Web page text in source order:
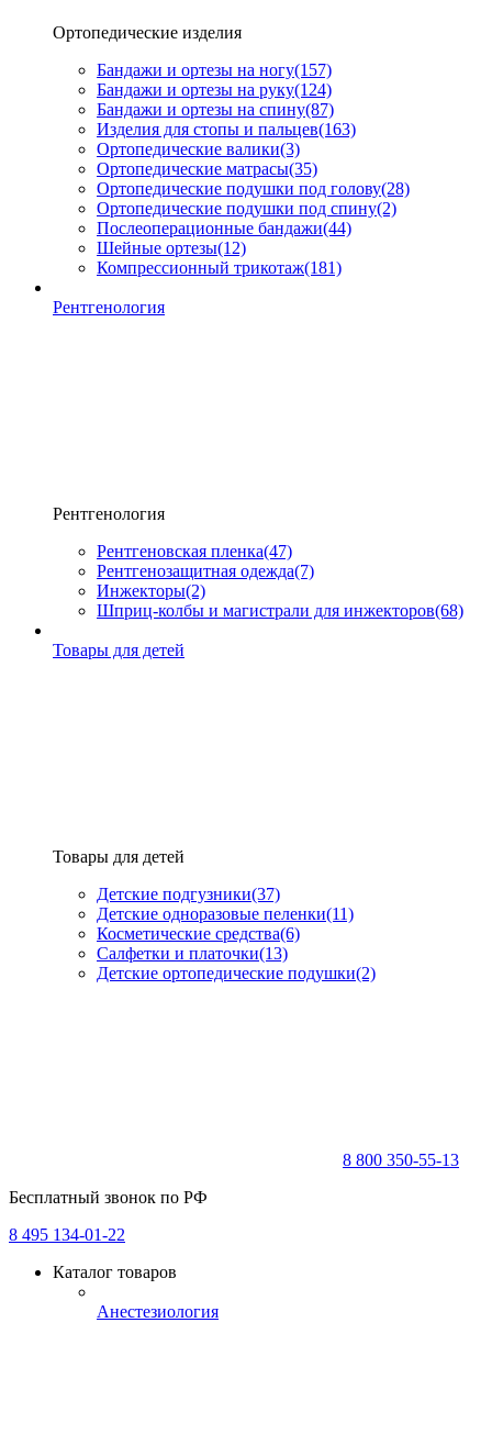
Ортопедические изделия
Бандажи и ортезы на ногу(157)
Бандажи и ортезы на руку(124)
Бандажи и ортезы на спину(87)
Изделия для стопы и пальцев(163)
Ортопедические валики(3)
Ортопедические матрасы(35)
Ортопедические подушки под голову(28)
Ортопедические подушки под спину(2)
Послеоперационные бандажи(44)
Шейные ортезы(12)
Компрессионный трикотаж(181)
Рентгенология
Рентгенология
Рентгеновская пленка(47)
Рентгенозащитная одежда(7)
Инжекторы(2)
Шприц-колбы и магистрали для инжекторов(68)
Товары для детей
Товары для детей
Детские подгузники(37)
Детские одноразовые пеленки(11)
Косметические средства(6)
Салфетки и платочки(13)
Детские ортопедические подушки(2)
8 800 350-55-13
Бесплатный звонок по РФ
8 495 134-01-22
Каталог товаров
Анестезиология